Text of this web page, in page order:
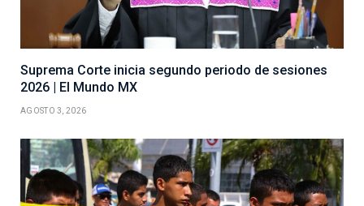
Suprema Corte inicia segundo periodo de sesiones
2026 | El Mundo MX
AGOSTO 3, 2026